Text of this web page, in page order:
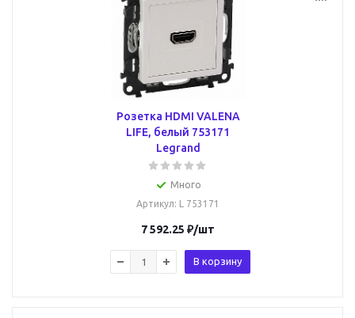
Розетка HDMI VALENA
LIFE, белый 753171
Legrand
Много
Артикул: L 753171
7 592.25 ₽/шт
В корзину